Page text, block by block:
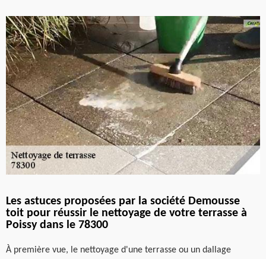
Les astuces proposées par la société Demousse
toit pour réussir le nettoyage de votre terrasse à
Poissy dans le 78300
À première vue, le nettoyage d'une terrasse ou un dallage